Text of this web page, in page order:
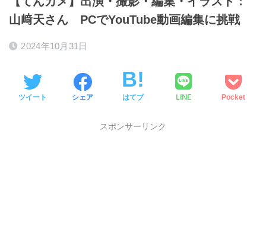
山﨑天さん PCでYouTube動画編集に挑戦
2024年10月31日
ツイート シェア はてブ LINE Pocket
スポンサーリンク